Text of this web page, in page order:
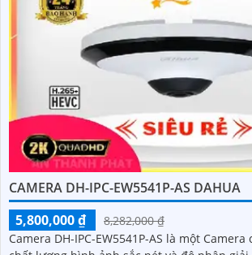
CAMERA DH-IPC-EW5541P-AS DAHUA
5,800,000 ₫
8,282,000 ₫
Camera DH-IPC-EW5541P-AS là một